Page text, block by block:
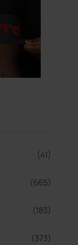
(41)
(665)
(183)
(373)